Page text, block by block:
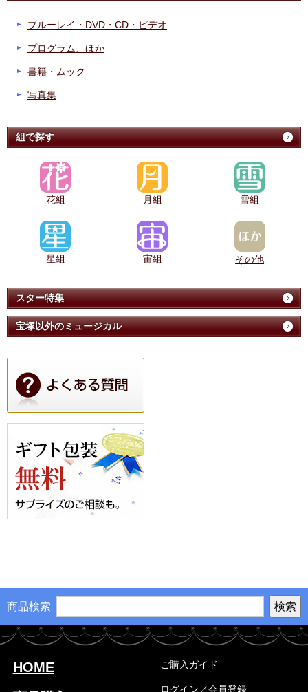
ブルーレイ・DVD・CD・ビデオ
プログラム、ほか
書籍・ムック
写真集
組で探す
花組 月組 雪組
星組 宙組 その他
スター特集
宝塚以外のミュージカル
商品検索
HOME
ご購入ガイド
ログイン／会員登録